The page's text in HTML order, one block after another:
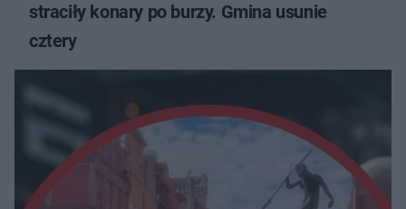
straciły konary po burzy. Gmina usunie
cztery